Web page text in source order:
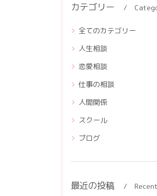
カテゴリー
全てのカテゴリー
人生相談
恋愛相談
仕事の相談
人間関係
スクール
ブログ
最近の投稿